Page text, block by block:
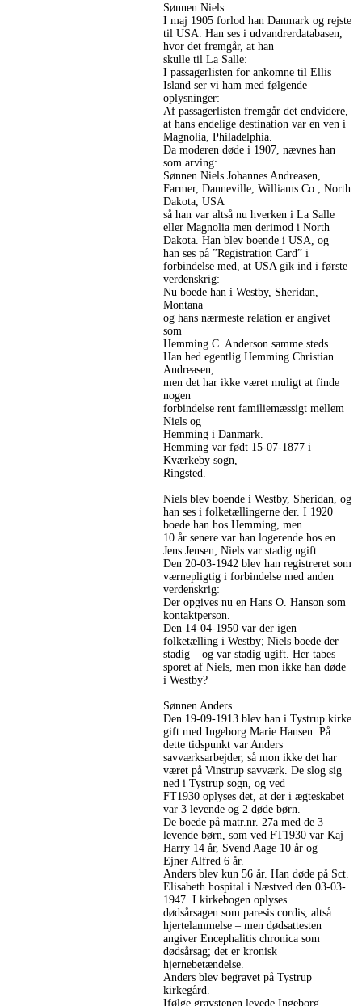
Sønnen Niels
I maj 1905 forlod han Danmark og rejste
til USA. Han ses i udvandrerdatabasen,
hvor det fremgår, at han
skulle til La Salle:
I passagerlisten for ankomne til Ellis
Island ser vi ham med følgende
oplysninger:
Af passagerlisten fremgår det endvidere,
at hans endelige destination var en ven i
Magnolia, Philadelphia.
Da moderen døde i 1907, nævnes han
som arving:
Sønnen Niels Johannes Andreasen,
Farmer, Danneville, Williams Co., North
Dakota, USA
så han var altså nu hverken i La Salle
eller Magnolia men derimod i North
Dakota. Han blev boende i USA, og
han ses på ”Registration Card” i
forbindelse med, at USA gik ind i første
verdenskrig:
Nu boede han i Westby, Sheridan,
Montana
og hans nærmeste relation er angivet
som
Hemming C. Anderson samme steds.
Han hed egentlig Hemming Christian
Andreasen,
men det har ikke været muligt at finde
nogen
forbindelse rent familiemæssigt mellem
Niels og
Hemming i Danmark.
Hemming var født 15-07-1877 i
Kværkeby sogn,
Ringsted.
Niels blev boende i Westby, Sheridan, og
han ses i folketællingerne der. I 1920
boede han hos Hemming, men
10 år senere var han logerende hos en
Jens Jensen; Niels var stadig ugift.
Den 20-03-1942 blev han registreret som
værnepligtig i forbindelse med anden
verdenskrig:
Der opgives nu en Hans O. Hanson som
kontaktperson.
Den 14-04-1950 var der igen
folketælling i Westby; Niels boede der
stadig – og var stadig ugift. Her tabes
sporet af Niels, men mon ikke han døde
i Westby?
Sønnen Anders
Den 19-09-1913 blev han i Tystrup kirke
gift med Ingeborg Marie Hansen. På
dette tidspunkt var Anders
savværksarbejder, så mon ikke det har
været på Vinstrup savværk. De slog sig
ned i Tystrup sogn, og ved
FT1930 oplyses det, at der i ægteskabet
var 3 levende og 2 døde børn.
De boede på matr.nr. 27a med de 3
levende børn, som ved FT1930 var Kaj
Harry 14 år, Svend Aage 10 år og
Ejner Alfred 6 år.
Anders blev kun 56 år. Han døde på Sct.
Elisabeth hospital i Næstved den 03-03-
1947. I kirkebogen oplyses
dødsårsagen som paresis cordis, altså
hjertelammelse – men dødsattesten
angiver Encephalitis chronica som
dødsårsag; det er kronisk
hjernebetændelse.
Anders blev begravet på Tystrup
kirkegård.
Ifølge gravstenen levede Ingeborg